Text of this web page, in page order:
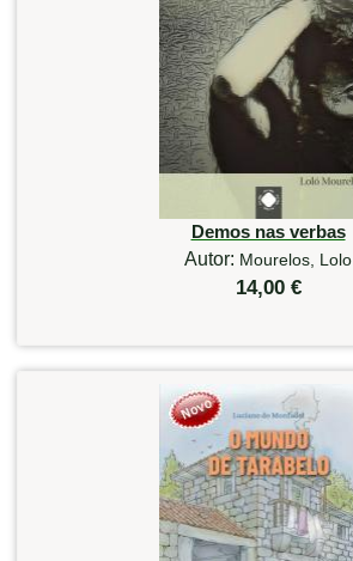
Demos nas verbas
Autor: Mourelos, Lolo
14,00 €